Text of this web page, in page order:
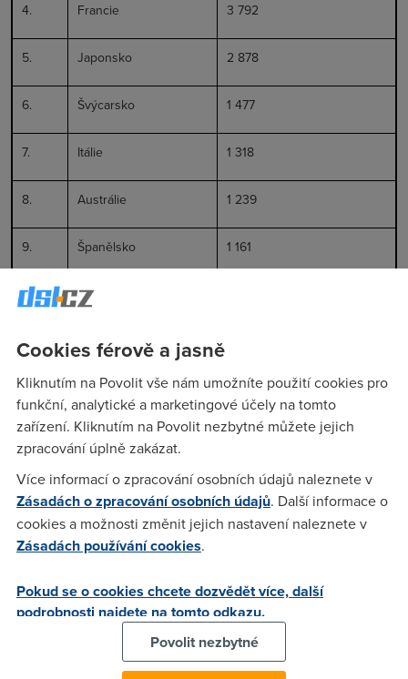
4. Francie 3 792
5. Japonsko 2 878
6. Švýcarsko 1 477
7. Itálie 1 318
8. Austrálie 1 239
9. Španělsko 1 161
10. Kanada
Prvních deset měst světa podle počtu hot spots:
1. Londýn
2. Tokio 1 206
3. Paříž
4. Singapur 613
Hong Kong
Cookies férově a jasně
Kliknutím na Povolit vše nám umožníte použití cookies pro
funkční, analytické a marketingové účely na tomto
zařízení. Kliknutím na Povolit nezbytné můžete jejich
zpracování úplně zakázat.
Více informací o zpracování osobních údajů naleznete v
Zásadách o zpracování osobních údajů. Další informace o
cookies a možnosti změnit jejich nastavení naleznete v
Zásadách používání cookies.
Pokud se o cookies chcete dozvědět více, další
podrobnosti najdete na tomto odkazu.
Povolit nezbytné